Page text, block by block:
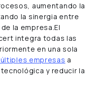
aumentando la
la sinergia entre
la empresa.El
integra todas las
en una sola
empresas a
y reducir la